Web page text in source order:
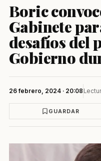
Boric
Gabinete
desafíos del
Gobierno
26 febrero, 2024 · 20:08
GUARDAR